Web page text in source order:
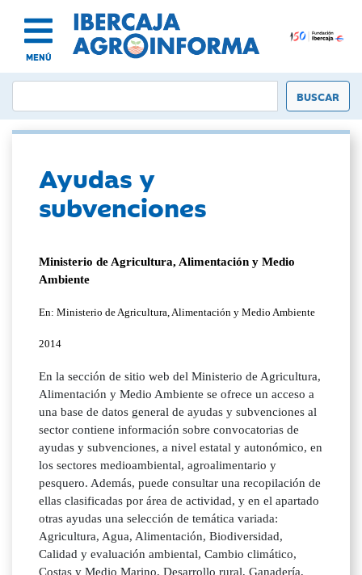
MENÚ
Ayudas y
subvenciones
Ministerio de Agricultura, Alimentación y Medio
Ambiente
En: Ministerio de Agricultura, Alimentación y Medio Ambiente
2014
En la sección de sitio web del Ministerio de Agricultura,
Alimentación y Medio Ambiente se ofrece un acceso a
una base de datos general de ayudas y subvenciones al
sector contiene información sobre convocatorias de
ayudas y subvenciones, a nivel estatal y autonómico, en
los sectores medioambiental, agroalimentario y
pesquero. Además, puede consultar una recopilación de
ellas clasificadas por área de actividad, y en el apartado
otras ayudas una selección de temática variada:
Agricultura, Agua, Alimentación, Biodiversidad,
Calidad y evaluación ambiental, Cambio climático,
Costas y Medio Marino, Desarrollo rural, Ganadería,